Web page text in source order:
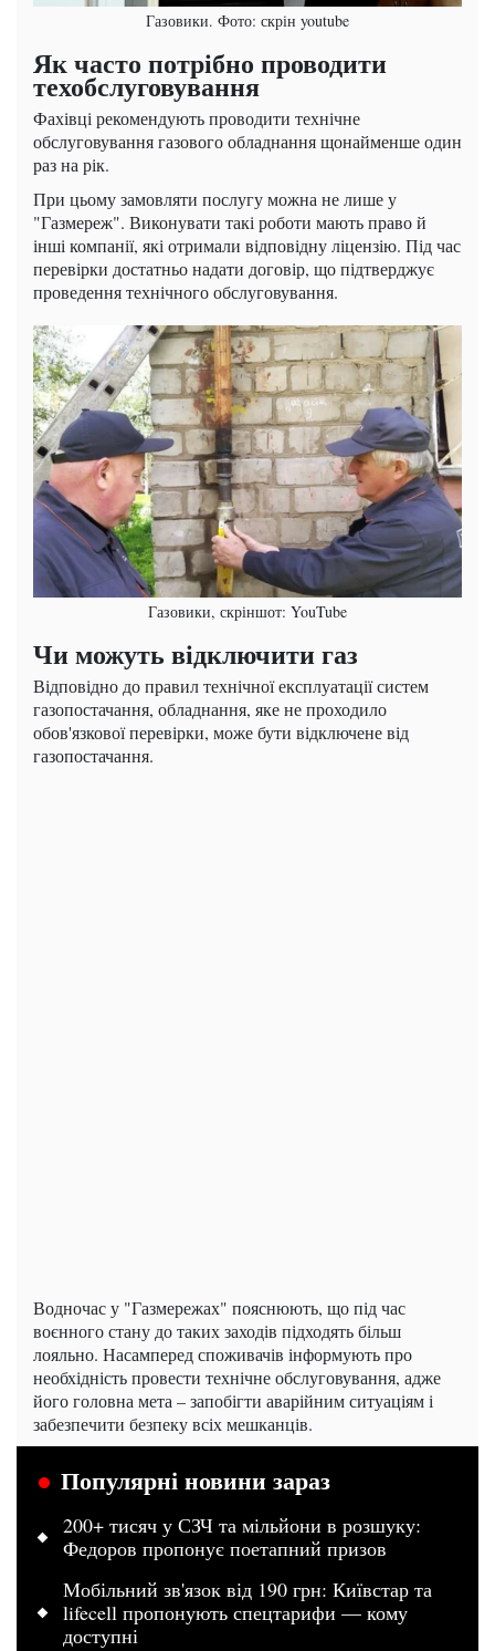
Газовики. Фото: скрін youtube
Як часто потрібно проводити
техобслуговування
Фахівці рекомендують проводити технічне
обслуговування газового обладнання щонайменше один
раз на рік.
При цьому замовляти послугу можна не лише у
"Газмереж". Виконувати такі роботи мають право й
інші компанії, які отримали відповідну ліцензію. Під час
перевірки достатньо надати договір, що підтверджує
проведення технічного обслуговування.
Газовики, скріншот: YouTube
Чи можуть відключити газ
Відповідно до правил технічної експлуатації систем
газопостачання, обладнання, яке не проходило
обов'язкової перевірки, може бути відключене від
газопостачання.
Водночас у "Газмережах" пояснюють, що під час
воєнного стану до таких заходів підходять більш
лояльно. Насамперед споживачів інформують про
необхідність провести технічне обслуговування, адже
його головна мета – запобігти аварійним ситуаціям і
забезпечити безпеку всіх мешканців.
Популярні новини зараз
200+ тисяч у СЗЧ та мільйони в розшуку:
Федоров пропонує поетапний призов
Мобільний зв'язок від 190 грн: Київстар та
lifecell пропонують спецтарифи — кому
доступні